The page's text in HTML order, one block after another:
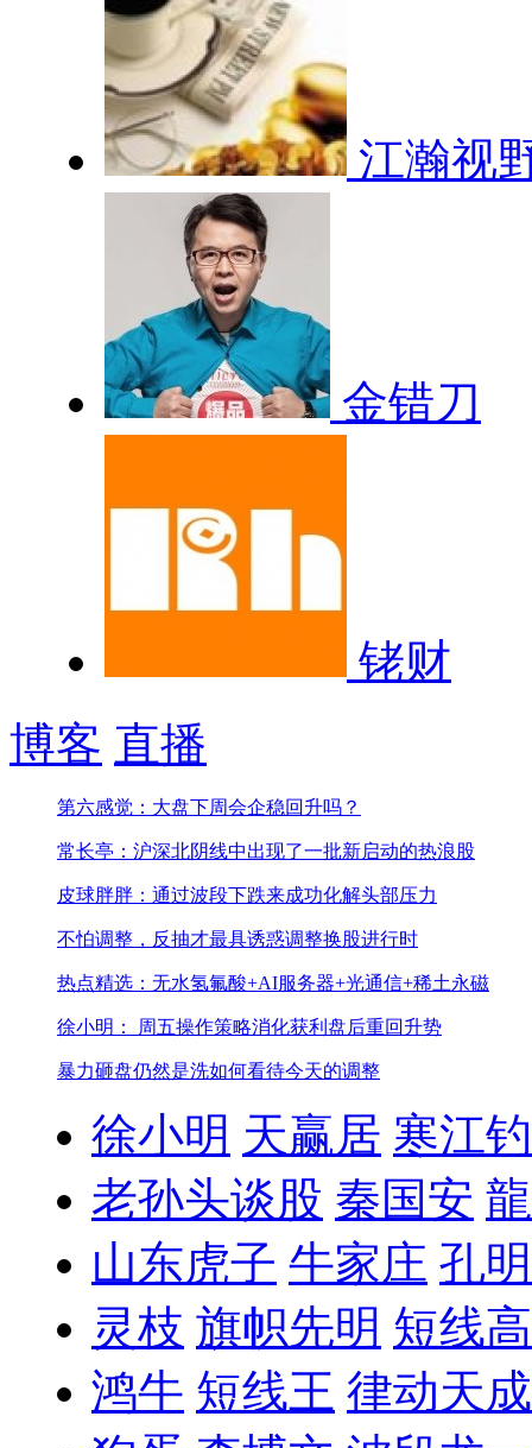
江瀚视
金错刀
铑财
博客 直播
第六感觉：大盘下周会企稳回升吗？
常长亭：沪深北阴线中出现了一批新启动的热浪股
皮球胖胖：通过波段下跌来成功化解头部压力
不怕调整，反抽才最具诱惑调整换股进行时
热点精选：无水氢氟酸+AI服务器+光通信+稀土永磁
徐小明： 周五操作策略消化获利盘后重回升势
暴力砸盘仍然是洗如何看待今天的调整
徐小明 天赢居 寒江
老孙头谈股 秦国安
山东虎子 牛家庄 孔
灵枝 旗帜先明 短线
鸿牛 短线王 律动天成